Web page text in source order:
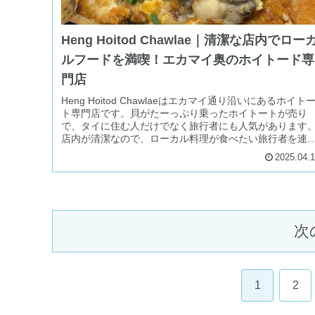
Heng Hoitod Chawlae｜清潔な店内でロー
ルフードを満喫！エカマイ奥のホイトード専
門店
Heng Hoitod Chawlaeはエカマイ通り沿いにあるホイトー
ト専門店です。貝がたーっぷり乗ったホイトートが売り
で、タイに住む人だけでなく旅行者にも人気があります
店内が清潔なので、ローカル料理が食べたい旅行者を連
次
1 2